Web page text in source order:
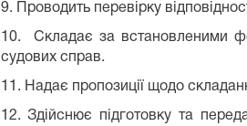
9. Проводить перевірку
10. Складає за встановленими
судових справ.
11. Надає пропозиції щодо
12. Здійснює підготовку та